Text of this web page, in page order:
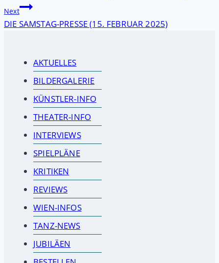
Next
DIE SAMSTAG-PRESSE (15. FEBRUAR 2025)
AKTUELLES
BILDERGALERIE
KÜNSTLER-INFO
THEATER-INFO
INTERVIEWS
SPIELPLÄNE
KRITIKEN
REVIEWS
WIEN-INFOS
TANZ-NEWS
JUBILÄEN